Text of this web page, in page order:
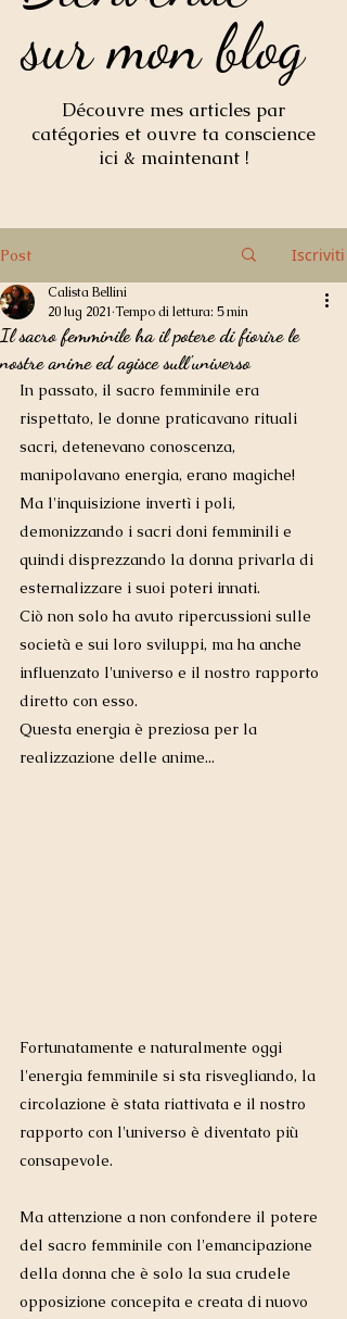
sur mon blog
sur mon blog
Découvre mes articles par
catégories et ouvre ta conscience
ici & maintenant !
Post Iscriviti
Il sacro femminile ha il potere di fiorire le
nostre anime ed agisce sull'universo
Calista Bellini
20 lug 2021 Tempo di lettura: 5 min
In passato, il sacro femminile era
rispettato, le donne praticavano rituali
sacri, detenevano conoscenza,
manipolavano energia, erano magiche!
Ma l'inquisizione invertì i poli,
demonizzando i sacri doni femminili e
quindi disprezzando la donna privarla di
esternalizzare i suoi poteri innati.
Ciò non solo ha avuto ripercussioni sulle
società e sui loro sviluppi, ma ha anche
influenzato l'universo e il nostro rapporto
diretto con esso.
Questa energia è preziosa per la
realizzazione delle anime...
Fortunatamente e naturalmente oggi
l'energia femminile si sta risvegliando, la
circolazione è stata riattivata e il nostro
rapporto con l'universo è diventato più
consapevole.
Ma attenzione a non confondere il potere
del sacro femminile con l'emancipazione
della donna che è solo la sua crudele
opposizione concepita e creata di nuovo